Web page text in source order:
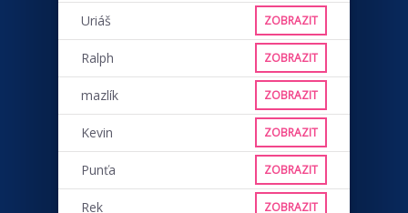
Uriáš ZOBRAZIT
Ralph ZOBRAZIT
mazlík ZOBRAZIT
Kevin ZOBRAZIT
Punťa ZOBRAZIT
Rek ZOBRAZIT